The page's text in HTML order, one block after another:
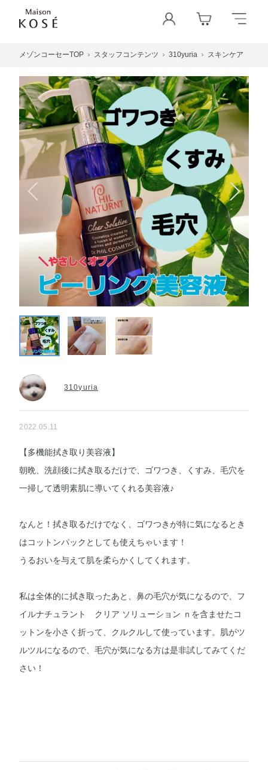
メゾンコーセーTOP スタッフコンテンツ 310yuria スキンケア
310yuria
2022.05.11
【多機能拭き取り美容液】
朝晩、洗顔後に拭き取るだけで、ゴワつき、くすみ、毛穴を
一掃して透明素肌に導いてくれる美容液♪
なんと！拭き取るだけでなく、ゴワつきが特に気になるとき
はコットンパックとしても使えちゃいます！
うるおいを与えて肌を柔らかくしてくれます。
私は全体的に拭き取ったあと、鼻の毛穴が気になるので、フ
イルナチュラント クリア ソリューション ｎを含ませたコ
ットンを小さく折って、クルクルして使っています。肌がツ
ルツルになるので、毛穴が気になる方は是非試してみてくだ
さい！